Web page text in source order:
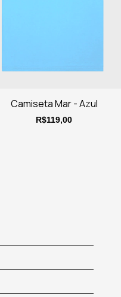
Camiseta Mar - Azul
R$119,00